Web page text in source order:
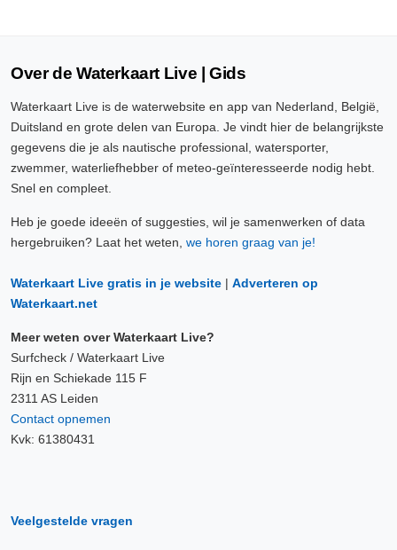
Over de Waterkaart Live | Gids
Waterkaart Live is de waterwebsite en app van Nederland, België,
Duitsland en grote delen van Europa. Je vindt hier de belangrijkste
gegevens die je als nautische professional, watersporter,
zwemmer, waterliefhebber of meteo-geïnteresseerde nodig hebt.
Snel en compleet.
Heb je goede ideeën of suggesties, wil je samenwerken of data
hergebruiken? Laat het weten, we horen graag van je!
Waterkaart Live gratis in je website | Adverteren op
Waterkaart.net
Meer weten over Waterkaart Live?
Surfcheck / Waterkaart Live
Rijn en Schiekade 115 F
2311 AS Leiden
Contact opnemen
Kvk: 61380431
Veelgestelde vragen